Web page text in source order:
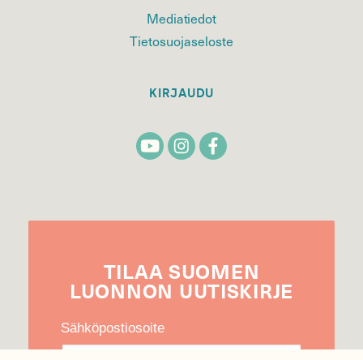
Mediatiedot
Tietosuojaseloste
KIRJAUDU
TILAA SUOMEN
LUONNON UUTIS­KIRJE
Sähköpostiosoite